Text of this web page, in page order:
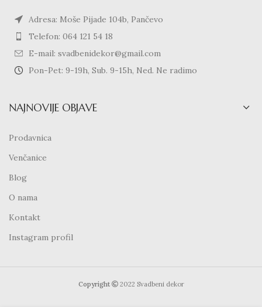
Adresa: Moše Pijade 104b, Pančevo
Telefon: 064 121 54 18
E-mail: svadbenidekor@gmail.com
Pon-Pet: 9-19h, Sub. 9-15h, Ned. Ne radimo
NAJNOVIJE OBJAVE
Prodavnica
Venčanice
Blog
O nama
Kontakt
Instagram profil
Copyright 2022 Svadbeni dekor